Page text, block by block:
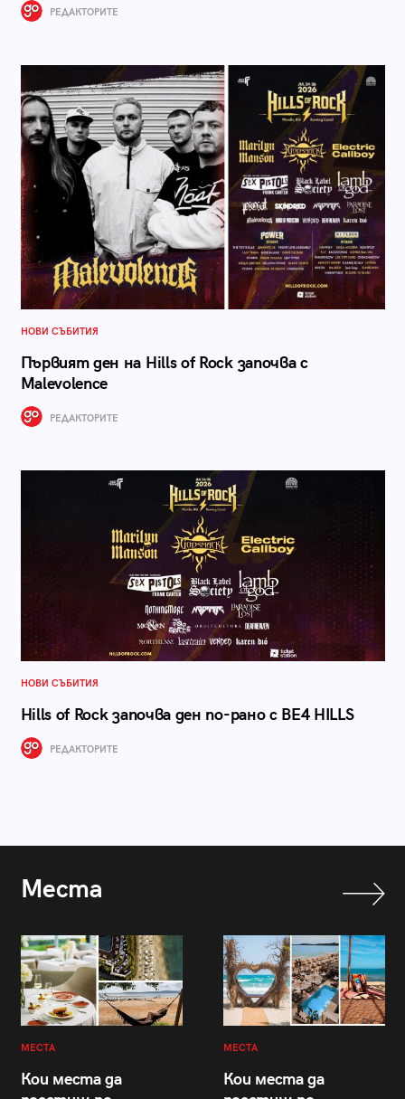
РЕДАКТОРИТЕ
НОВИ СЪБИТИЯ
Първият ден на Hills of Rock започва с
Malevolence
РЕДАКТОРИТЕ
НОВИ СЪБИТИЯ
Hills of Rock започва ден по-рано с BE4 HILLS
РЕДАКТОРИТЕ
Места
МЕСТА
Кои места да
МЕСТА
Кои места да